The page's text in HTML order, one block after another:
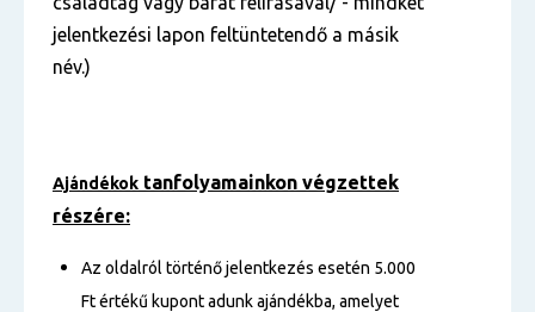
jelentkezési lapon feltüntetendő a másik
név.)
Ajándékok tanfolyamainkon végzettek
részére:
Az oldalról történő jelentkezés esetén 5.000
Ft értékű kupont adunk ajándékba, amelyet